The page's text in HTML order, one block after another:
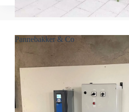
Pannebakker & Co